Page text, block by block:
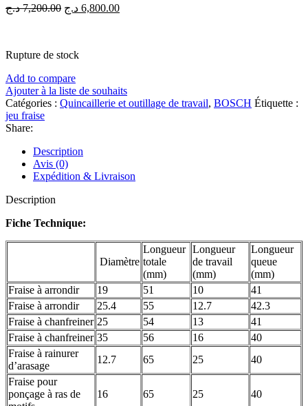
7,200.00 د.ج
Le
6,800.00 د.ج
Le
Rupture de stock
Add to compare
Ajouter à la liste de souhaits
Catégories : Quincaillerie et outillage de travail, BOSCH Étiquette :
jeu fraise
Share:
Description
Avis (0)
Expédition & Livraison
Description
Fiche Technique:
Diamètre
Longueur
totale
(mm)
Longueur
de travail
(mm)
Longueur
queue
(mm)
Fraise à arrondir
19 51 10
41
Fraise à arrondir
25.4 55 12.7
42.3
Fraise à chanfreiner 25 54 13
41
Fraise à chanfreiner 35 56 16
40
Fraise à rainurer
d’arasage
12.7 65 25
40
Fraise pour
ponçage à ras de
16 65 25 40